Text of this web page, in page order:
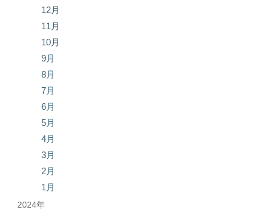
12月
11月
10月
9月
8月
7月
6月
5月
4月
3月
2月
1月
2024年